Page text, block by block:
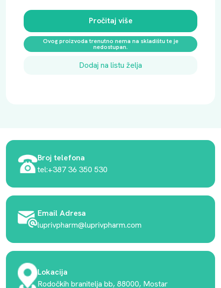
Pročitaj više
Ovog proizvoda trenutno nema na skladištu te je
nedostupan.
Dodaj na listu želja
Broj telefona
tel:+387 36 350 530
Email Adresa
luprivpharm@luprivpharm.com
Lokacija
Rodočkih branitelja bb, 88000, Mostar